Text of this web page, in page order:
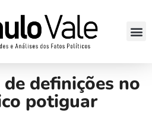
definições no
potiguar